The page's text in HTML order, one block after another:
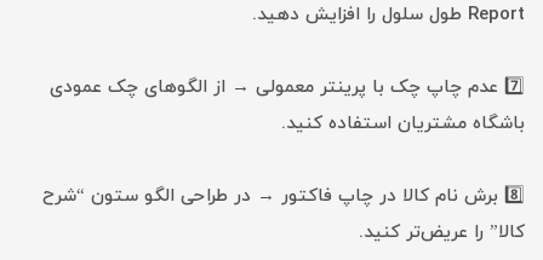
Report طول سلول را افزایش دهید.
7️⃣ عدم چاپ چک با پرینتر معمولی → از الگوهای چک عمودی
باشگاه مشتریان استفاده کنید.
8️⃣ برش نام کالا در چاپ فاکتور → در طراحی الگو ستون “شرح
کالا” را عریض‌تر کنید.